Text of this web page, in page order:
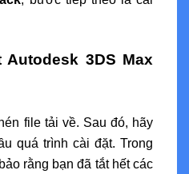
3DS Max
file tải về. Sau đó, hãy
quá trình cài đặt. Trong
rằng bạn đã tắt hết các